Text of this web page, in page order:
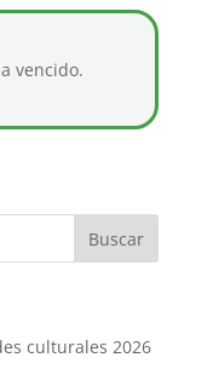
vencido.
culturales 2026